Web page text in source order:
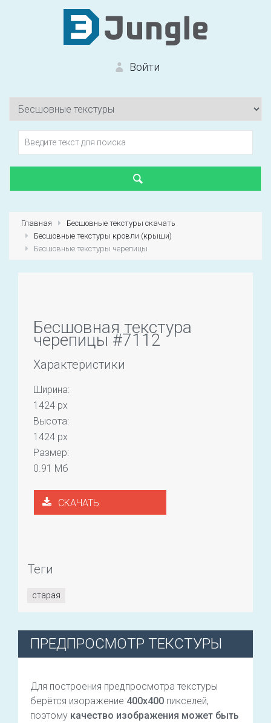
Войти
Вход на сайт
Первый раз? Зарегистрироваться
Главная
Бесшовные текстуры скачать
Бесшовные текстуры кровли (крыши)
Бесшовные текстуры черепицы
Бесшовная текстура
черепицы #7112
Характеристики
Ширина:
1424 px
Высота:
1424 px
Размер:
0.91 Мб
СКАЧАТЬ
Теги
старая
ПРЕДПРОСМОТР ТЕКСТУРЫ
Для построения предпросмотра текстуры
берётся изоражение 400х400 пикселей,
поэтому качество изображения может быть